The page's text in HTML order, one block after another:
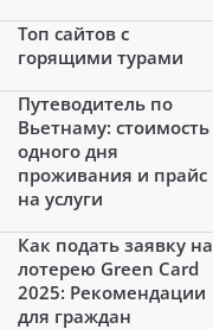
Топ сайтов с
горящими турами
Путеводитель по
Вьетнаму: стоимость
одного дня
проживания и прайс
на услуги
Как подать заявку на
лотерею Green Card
2025: Рекомендации
для граждан